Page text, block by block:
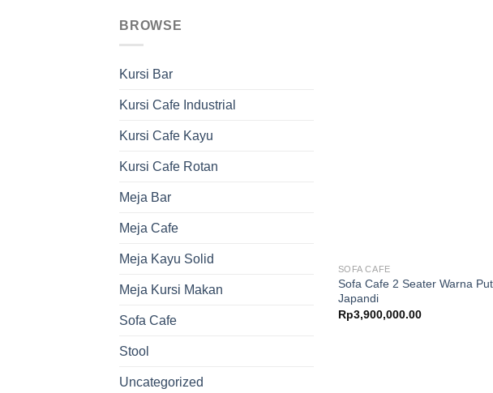
BROWSE
Kursi Bar
Kursi Cafe Industrial
Kursi Cafe Kayu
Kursi Cafe Rotan
Meja Bar
Meja Cafe
Meja Kayu Solid
Meja Kursi Makan
Sofa Cafe
Stool
Uncategorized
SOFA CAFE
Sofa Cafe 2 Seater Warna
Japandi
Rp3,900,000.00